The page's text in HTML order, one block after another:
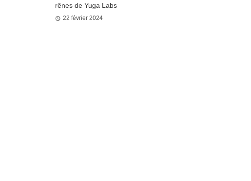
rênes de Yuga Labs
22 février 2024